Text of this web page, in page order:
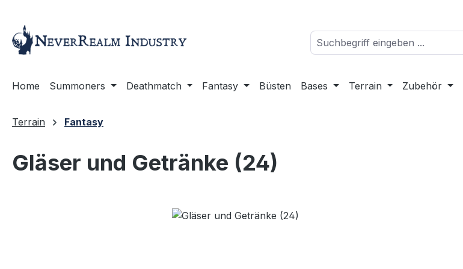
Home Summoners Deathmatch Fantasy Büsten Bases Terrain Zubehör
Terrain Fantasy
Gläser und Getränke (24)